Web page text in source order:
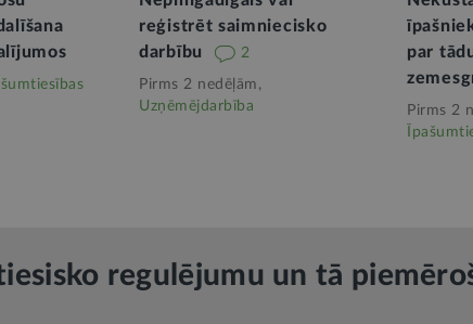
reģistrēt saimniecisko
darbību
2
Pirms 2 nedēļām,
Uzņēmējdarbība
par
Pirms 2
regulējumu un tā